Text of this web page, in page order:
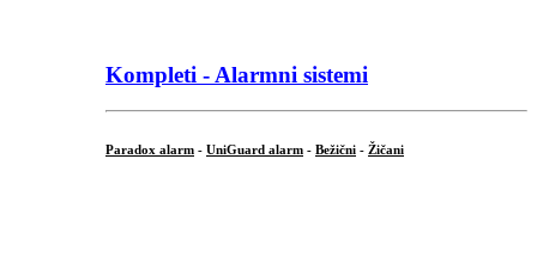
Kompleti - Alarmni sistemi
Paradox alarm - UniGuard alarm - Bežični - Žičani